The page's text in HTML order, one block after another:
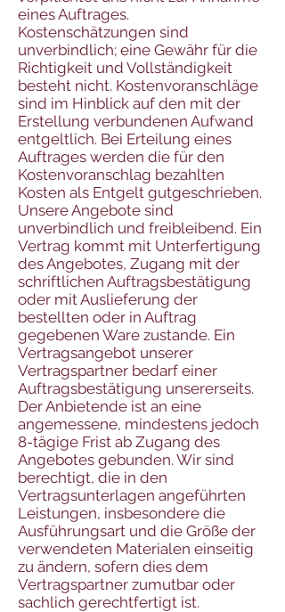
eines Auftrages.
Kostenschätzungen sind
unverbindlich; eine Gewähr für die
Richtigkeit und Vollständigkeit
besteht nicht. Kostenvoranschläge
sind im Hinblick auf den mit der
Erstellung verbundenen Aufwand
entgeltlich. Bei Erteilung eines
Auftrages werden die für den
Kostenvoranschlag bezahlten
Kosten als Entgelt gutgeschrieben.
Unsere Angebote sind
unverbindlich und freibleibend. Ein
Vertrag kommt mit Unterfertigung
des Angebotes, Zugang mit der
schriftlichen Auftragsbestätigung
oder mit Auslieferung der
bestellten oder in Auftrag
gegebenen Ware zustande. Ein
Vertragsangebot unserer
Vertragspartner bedarf einer
Auftragsbestätigung unsererseits.
Der Anbietende ist an eine
angemessene, mindestens jedoch
8-tägige Frist ab Zugang des
Angebotes gebunden. Wir sind
berechtigt, die in den
Vertragsunterlagen angeführten
Leistungen, insbesondere die
Ausführungsart und die Größe der
verwendeten Materialen einseitig
zu ändern, sofern dies dem
Vertragspartner zumutbar oder
sachlich gerechtfertigt ist.